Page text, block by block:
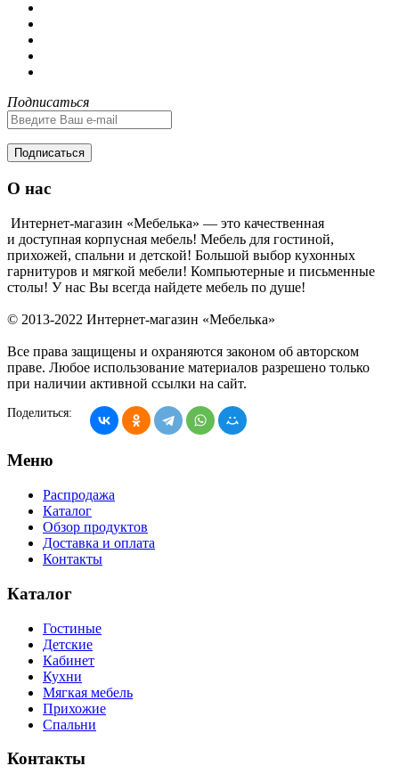
Подписаться
Подписаться
О нас
Интернет-магазин «Мебелька» — это качественная
и доступная корпусная мебель! Мебель для гостиной,
прихожей, спальни и детской! Большой выбор кухонных
гарнитуров и мягкой мебели! Компьютерные и письменные
столы! У нас Вы всегда найдете мебель по душе!
© 2013-2022 Интернет-магазин «Мебелька»
Все права защищены и охраняются законом об авторском
праве. Любое использование материалов разрешено только
при наличии активной ссылки на сайт.
Поделиться:
Меню
Распродажа
Каталог
Обзор продуктов
Доставка и оплата
Контакты
Каталог
Гостиные
Детские
Кабинет
Кухни
Мягкая мебель
Прихожие
Спальни
Контакты